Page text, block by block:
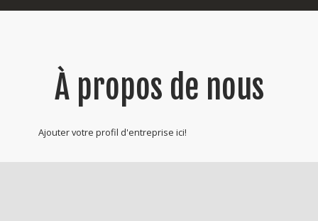
À propos de nous
Ajouter votre profil d'entreprise ici!